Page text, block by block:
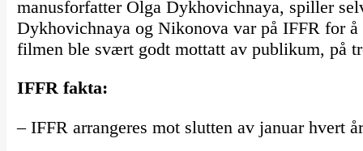
manusforfatter Olga Dykhovichnaya, spiller
Dykhovichnaya og Nikonova var på IFFR for
filmen ble svært godt mottatt av publikum, på
IFFR fakta:
– IFFR arrangeres mot slutten av januar hvert